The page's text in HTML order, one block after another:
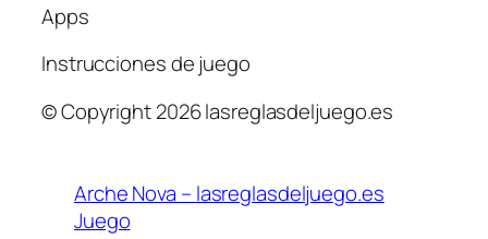
Apps
Instrucciones de juego
© Copyright 2026 lasreglasdeljuego.es
Arche Nova – lasreglasdeljuego.es
Juego